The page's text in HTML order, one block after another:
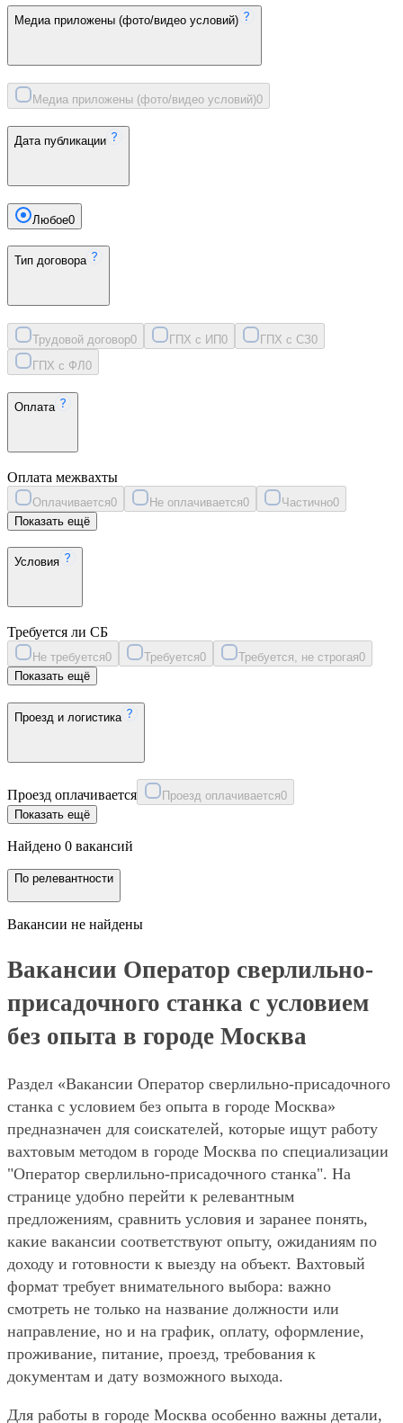
Медиа приложены (фото/видео условий)
Медиа приложены (фото/видео условий)0
Дата публикации
Любое0
Тип договора
Трудовой договор0 ГПХ с ИП0 ГПХ с СЗ0
ГПХ с ФЛ 0
Оплата
Оплата межвахты
Оплачивается0 Не оплачивается0 Частично0
Показать ещё
Условия
Требуется ли СБ
Не требуется0 Требуется0 Требуется, не строгая0
Показать ещё
Проезд и логистика
Проезд оплачивается Проезд оплачивается0
Показать ещё
Найдено 0 вакансий
По релевантности
Вакансии не найдены
Вакансии Оператор сверлильно-
присадочного станка с условием
без опыта в городе Москва
Раздел «Вакансии Оператор сверлильно-присадочного
станка с условием без опыта в городе Москва»
предназначен для соискателей, которые ищут работу
вахтовым методом в городе Москва по специализации
"Оператор сверлильно-присадочного станка". На
странице удобно перейти к релевантным
предложениям, сравнить условия и заранее понять,
какие вакансии соответствуют опыту, ожиданиям по
доходу и готовности к выезду на объект. Вахтовый
формат требует внимательного выбора: важно
смотреть не только на название должности или
направление, но и на график, оплату, оформление,
проживание, питание, проезд, требования к
документам и дату возможного выхода.
Для работы в городе Москва особенно важны детали,